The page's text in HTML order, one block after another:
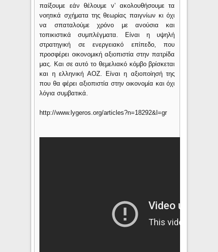
παίξουμε εάν θέλουμε ν’ ακολουθήσουμε τα
νοητικά σχήματα της θεωρίας παιγνίων κι όχι
να σπαταλούμε χρόνο με ανούσια και
τοπικιστικά συμπλέγματα. Είναι η υψηλή
στρατηγική σε ενεργειακό επίπεδο, που
προσφέρει οικονομική αξιοπιστία στην πατρίδα
μας. Και σε αυτό το θεμελιακό κόμβο βρίσκεται
και η ελληνική ΑΟΖ. Είναι η αξιοποίησή της
που θα φέρει αξιοπιστία στην οικονομία και όχι
λόγια συμβατικά.
http://www.lygeros.org/articles?n=18292&l=gr